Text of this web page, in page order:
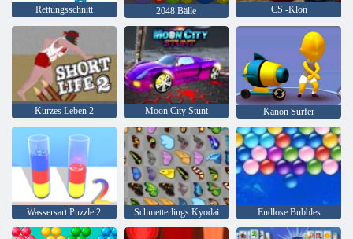
Rettungsschnitt 2048 Bälle CS -Klon
Kurzes Leben 2 Moon City Stunt Kanon Surfer
Wassersart Puzzle 2 Schmetterlings Kyodai Endlose Bubbles